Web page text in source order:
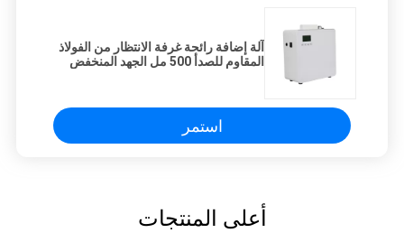
آلة إضافة رائحة غرفة الانتظار من الفولاذ
المقاوم للصدأ 500 مل الجهد المنخفض
استمر
أعلى المنتجات